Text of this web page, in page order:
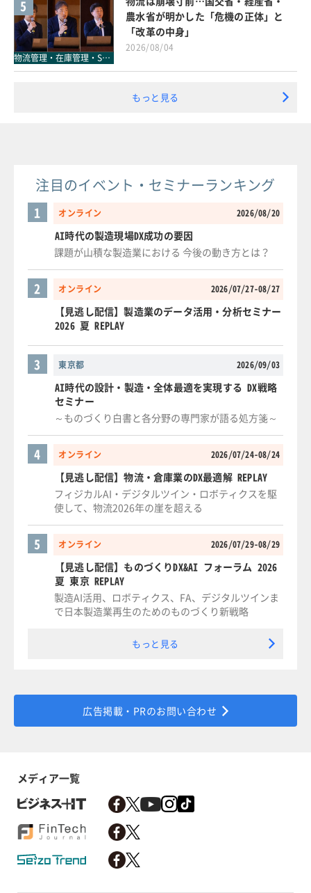
5
物流管理・在庫管理・SCM
農水省が明かした「危機の正体」と
「改革の中身」
2026/08/04
もっと見る
注目のイベント・セミナーランキング
オンライン 2026/08/20
1
AI時代の製造現場DX成功の要因
課題が山積な製造業における 今後の動き方とは？
オンライン 2026/07/27-08/27
2
【見逃し配信】製造業のデータ活用・分析セミナー
2026 夏 REPLAY
東京都 2026/09/03
3
AI時代の設計・製造・全体最適を実現する DX戦略
セミナー
～ものづくり白書と各分野の専門家が語る処方箋～
オンライン 2026/07/24-08/24
4
【見逃し配信】物流・倉庫業のDX最適解 REPLAY
フィジカルAI・デジタルツイン・ロボティクスを駆
使して、物流2026年の崖を超える
オンライン 2026/07/29-08/29
5
【見逃し配信】ものづくりDX&AI フォーラム 2026
夏 東京 REPLAY
製造AI活用、ロボティクス、FA、デジタルツインま
で日本製造業再生のためのものづくり新戦略
もっと見る
広告掲載・PRのお問い合わせ
メディア一覧